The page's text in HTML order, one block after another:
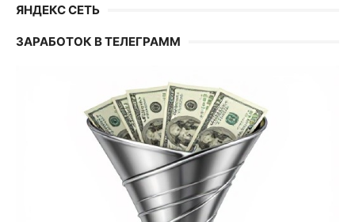
ЯНДЕКС СЕТЬ
ЗАРАБОТОК В ТЕЛЕГРАММ